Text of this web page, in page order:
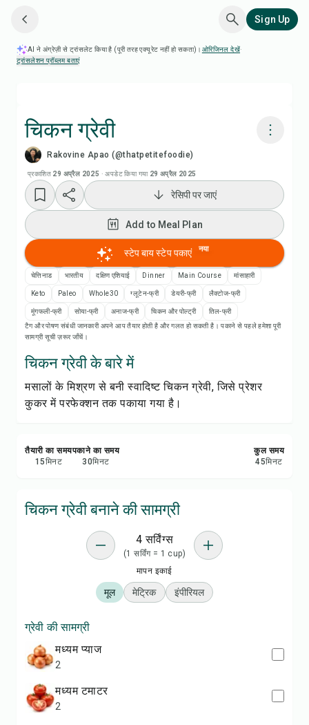
Sign Up
AI ने अंग्रेज़ी से ट्रांसलेट किया है (पूरी तरह एक्यूरेट नहीं हो सकता)। ओरिजिनल देखें·
ट्रांसलेशन प्रॉब्लम बताएं
चिकन ग्रेवी
Rakovine Apao (@thatpetitefoodie)
प्रकाशित 29 अप्रैल 2025 ·अपडेट किया गया 29 अप्रैल 2025
रेसिपी वीडियो देखें
Add to Meal Plan
Add to Shopping List
रेसिपी नोट्स
सेव करें
रेसिपी पर जाएं
Add to Meal Plan
स्टेप बाय स्टेप पकाएं नया
चेत्तिनाड भारतीय दक्षिण एशियाई Dinner Main Course मांसाहारी
Keto Paleo Whole30 ग्लूटेन-फ्री डेयरी-फ्री लैक्टोज-फ्री
मूंगफली-फ्री सोया-फ्री अनाज-फ्री चिकन और पोल्ट्री
तिल-फ्री
टैग और पोषण संबंधी जानकारी अपने आप तैयार होती है और गलत हो सकती है। पकाने से पहले हमेशा पूरी
सामग्री सूची ज़रूर जाँचें।
चिकन ग्रेवी के बारे में
मसालों के मिश्रण से बनी स्वादिष्ट चिकन ग्रेवी, जिसे प्रेशर
कुकर में परफेक्शन तक पकाया गया है।
तैयारी का समय
15मिनट
पकाने का समय
30मिनट
कुल समय
45मिनट
चिकन ग्रेवी बनाने की सामग्री
4 सर्विंग्स
(1 सर्विंग = 1 cup)
मापन इकाई
मूल मेट्रिक इंपीरियल
ग्रेवी की सामग्री
मध्यम प्याज
2
मध्यम टमाटर
2